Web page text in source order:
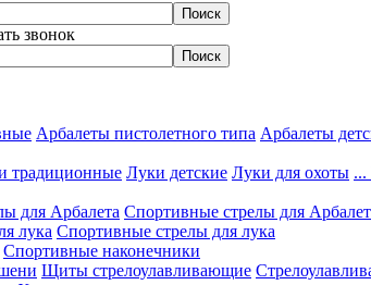
звонок
Арбалеты пистолетного типа Арбалеты
традиционные Луки детские Луки для охоты ...
для Арбалета Спортивные стрелы для
лука Спортивные стрелы для лука
Спортивные наконечники
Щиты стрелоулавливающие